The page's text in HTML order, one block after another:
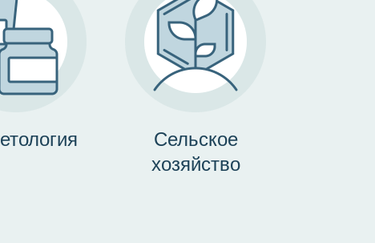
Сельское
хозяйство